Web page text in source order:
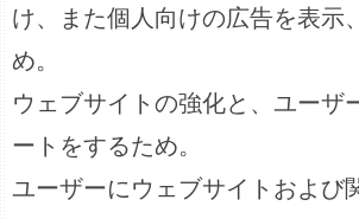
け、また個人向けの広告を表示
め。
ウェブサイトの強化と、ユーザ
ートをするため。
ユーザーにウェブサイトおよび